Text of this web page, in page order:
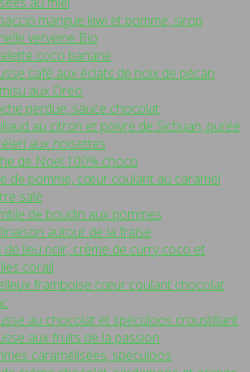
mangue kiwi et pomme, sirop
verveine Bio
coco banane
café aux éclats de noix de pécan
aux Oréo
perdue, sauce chocolat
au citron et poivre de Sichuan, purée
aux noisettes
de Noël 100% choco
de pomme, cœur coulant au caramel
salé
de boudin aux pommes
autour de la fraise
de lieu noir, crème de curry coco et
corail
framboise cœur coulant chocolat
au chocolat et spéculoos croustillant
aux fruits de la passion
caramélisées, spéculoos